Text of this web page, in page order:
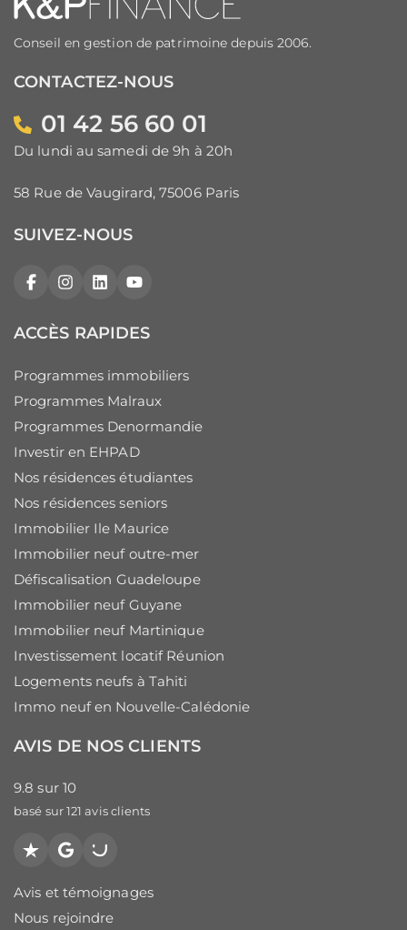
Conseil en gestion de patrimoine depuis 2006.
CONTACTEZ-NOUS
01 42 56 60 01
Du lundi au samedi de 9h à 20h
58 Rue de Vaugirard, 75006 Paris
SUIVEZ-NOUS
FacebookInstagram
LinkedInYouTube
ACCÈS RAPIDES
Programmes immobiliers
Programmes Malraux
Programmes Denormandie
Investir en EHPAD
Nos résidences étudiantes
Nos résidences seniors
Immobilier Ile Maurice
Immobilier neuf outre-mer
Défiscalisation Guadeloupe
Immobilier neuf Guyane
Immobilier neuf Martinique
Investissement locatif Réunion
Logements neufs à Tahiti
Immo neuf en Nouvelle-Calédonie
AVIS DE NOS CLIENTS
9.8 sur 10
basé sur 121 avis clients
Trustpilot
GooglePagesJaunes
Avis et témoignages
Nous rejoindre